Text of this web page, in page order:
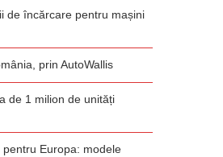
de încărcare pentru mașini
prin AutoWallis
de 1 milion de unități
Europa: modele